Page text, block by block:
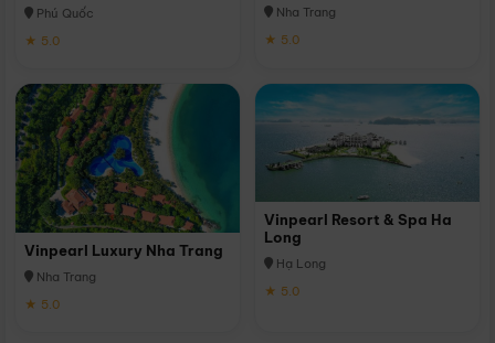
Phú Quốc
★ 5.0
Nha Trang
★ 5.0
Vinpearl Luxury Nha Trang
Nha Trang
★ 5.0
Vinpearl Resort & Spa Ha
Long
Hạ Long
★ 5.0